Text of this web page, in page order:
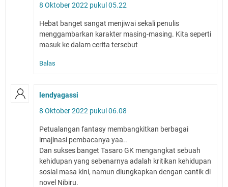
8 Oktober 2022 pukul 05.22
Hebat banget sangat menjiwai sekali penulis
menggambarkan karakter masing-masing. Kita seperti
masuk ke dalam cerita tersebut
Balas
lendyagassi
8 Oktober 2022 pukul 06.08
Petualangan fantasy membangkitkan berbagai
imajinasi pembacanya yaa..
Dan sukses banget Tasaro GK mengangkat sebuah
kehidupan yang sebenarnya adalah kritikan kehidupan
sosial masa kini, namun diungkapkan dengan cantik di
novel Nibiru.